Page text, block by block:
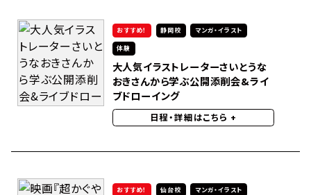
おすすめ！ 静岡校
マンガ・イラスト
体験
大人気イラストレーターさいとうな
おきさんから学ぶ公開添削会&ライ
ブドローイング
日程・詳細はこちら +
おすすめ！ 仙台校
マンガ・イラスト